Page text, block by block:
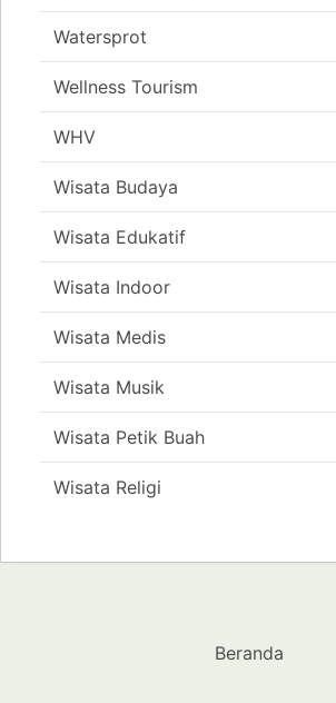
Watersprot
Wellness Tourism
WHV
Wisata Budaya
Wisata Edukatif
Wisata Indoor
Wisata Medis
Wisata Musik
Wisata Petik Buah
Wisata Religi
Beranda